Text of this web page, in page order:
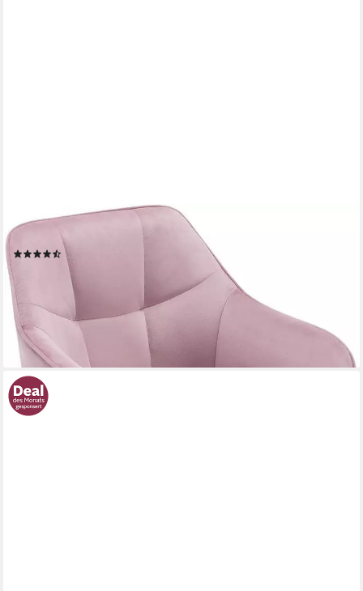
WOLTU
Bürostuhl (1 St), Homeoffice Stuhl, höhenverstellbar, Samtsitz
(54)
UVP
nur bis Dienstag
-51%
lieferbar - in 3-4 Werktagen bei dir